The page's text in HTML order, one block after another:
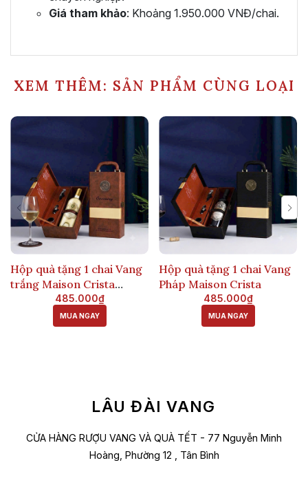
Giá tham khảo: Khoảng 1.950.000 VNĐ/chai.
XEM THÊM: SẢN PHẨM CÙNG LOẠI
Hộp quà tặng 1 chai Vang
trắng Maison Crista
Sauvignon Blanc
485.000₫
MUA NGAY
Hộp quà tặng 1 chai Vang
Pháp Maison Crista
485.000₫
MUA NGAY
LÂU ĐÀI VANG
CỬA HÀNG RƯỢU VANG VÀ QUÀ TẾT - 77 Nguyễn Minh
Hoàng, Phường 12 , Tân Bình